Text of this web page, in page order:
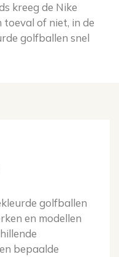
kreeg de Nike
toeval of niet, in de
golfballen snel
golfballen
en modellen
bepaalde